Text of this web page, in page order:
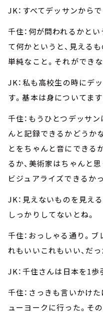
JK：すべてデッサンからで
千住：何が問われるかと
て何かというと、見える
単純なこと。それができな
JK：私も高校生の時にデ
す。基本は身についてます
千住：もうひとつデッサ
んと記録できるかどうか
とをちゃんと音にできる
るか、美術家はちゃんと
ビジュアライズできるか
JK：見えないものを見え
しっかりしてないとね。
千住：おっしゃる通り。
れもいいこれもいい、だ
JK：千住さんは日本を1歩
千住：さっきも言いかけ
ューヨークに行った。そ